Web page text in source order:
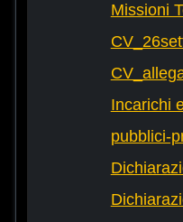
Missioni
Incarichi
pubblici-